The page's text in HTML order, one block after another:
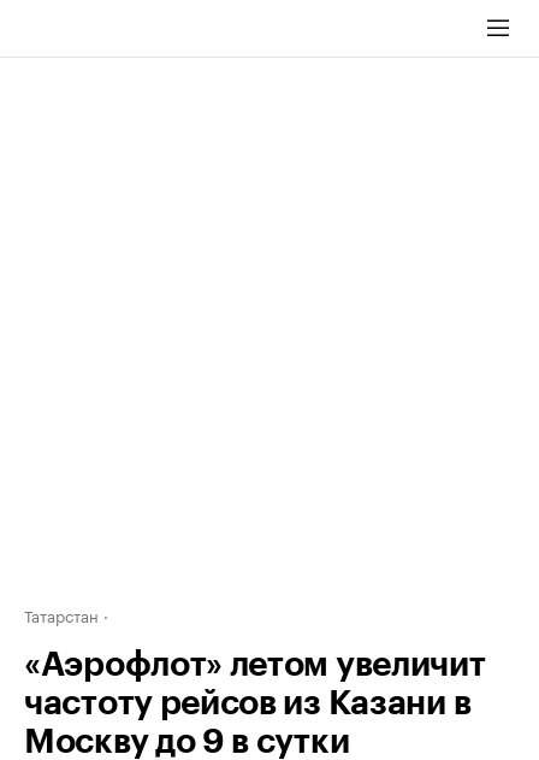
Татарстан
«Аэрофлот» летом увеличит
частоту рейсов из Казани в
Москву до 9 в сутки